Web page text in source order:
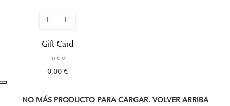
Gift Card
Inicio
0,00 €
NO MÁS PRODUCTO PARA CARGAR. VOLVER ARRIBA